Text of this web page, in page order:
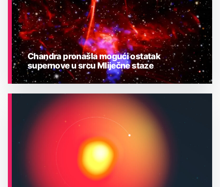
ASTRONOMIJA
Chandra pronašla mogući ostatak
supernove u srcu Mliječne staze